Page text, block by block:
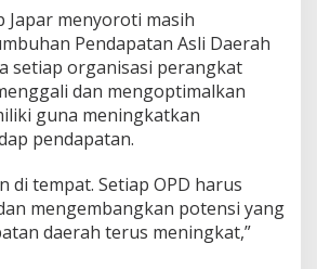
Japar menyoroti masih
Pendapatan Asli Daerah
setiap organisasi perangkat
dan mengoptimalkan
guna meningkatkan
pendapatan.
di tempat. Setiap OPD harus
mengembangkan potensi yang
daerah terus meningkat,”